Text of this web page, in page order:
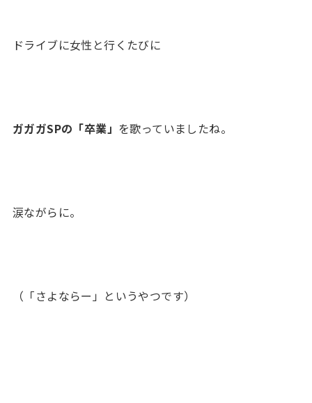
ドライブに女性と行くたびに
ガガガSPの「卒業」 を歌っていましたね。
涙ながらに。
（「さよならー」というやつです）